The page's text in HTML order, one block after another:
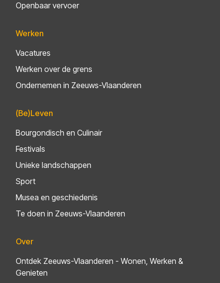
Openbaar vervoer
Werken
Vacatures
Werken over de grens
Ondernemen in Zeeuws-Vlaanderen
(Be)Leven
Bourgondisch en Culinair
Festivals
Unieke landschappen
Sport
Musea en geschiedenis
Te doen in Zeeuws-Vlaanderen
Over
Ontdek Zeeuws-Vlaanderen - Wonen, Werken &
Genieten